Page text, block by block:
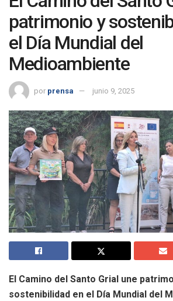
patrimonio y
el Día Mundial del
Medioambiente
por prensa junio 9, 2025
El Camino del Santo Grial une
sostenibilidad en el Día Mundial del